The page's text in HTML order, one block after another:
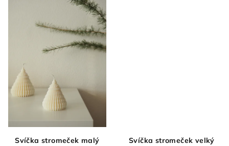
Svíčka stromeček malý Svíčka stromeček velký